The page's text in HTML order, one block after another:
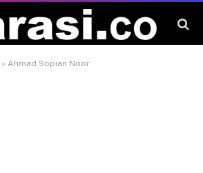
» Ahmad Sopian Noor